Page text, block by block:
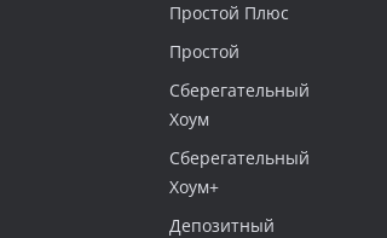
Простой Плюс
Простой
Сберегательный
Хоум
‎Сберегательный
Хоум+
Депозитный